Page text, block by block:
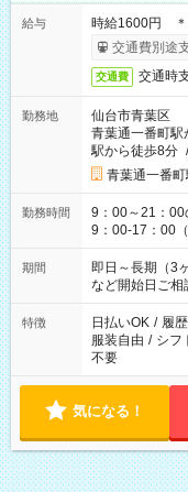
給与
時給1600円 ＊
交通費別途
交通費 交通時
勤務地
仙台市青葉区
青葉通一番町駅
駅から徒歩8分
青葉通一番町
勤務時間
9：00～21：00の中で実働7ｈ
9：00-17：00
憩1ｈ） 10：00-19
11：00-20：00
休憩1ｈ） 12：
期間
即日～長期（3
など開始日ご相
特徴 日払いOK / 履
服装自由 / シフ
不要
気になる！